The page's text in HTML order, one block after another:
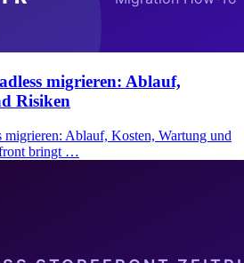
migrieren: Ablauf,
Risiken
migrieren: Ablauf, Kosten, Wartung und
bringt …